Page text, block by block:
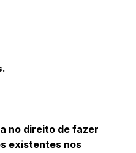
no direito de fazer
existentes nos